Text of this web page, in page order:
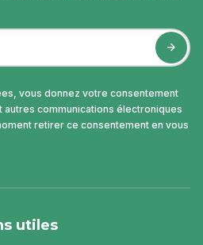
vous donnez votre consentement
communications électroniques
retirer ce consentement en vous
utiles